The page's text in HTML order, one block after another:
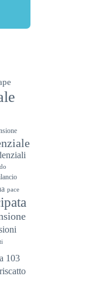
pace
103
riscatto